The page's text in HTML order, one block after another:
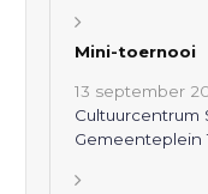
Mini-toernooi
13 september
Cultuurcentrum
Gemeenteplein